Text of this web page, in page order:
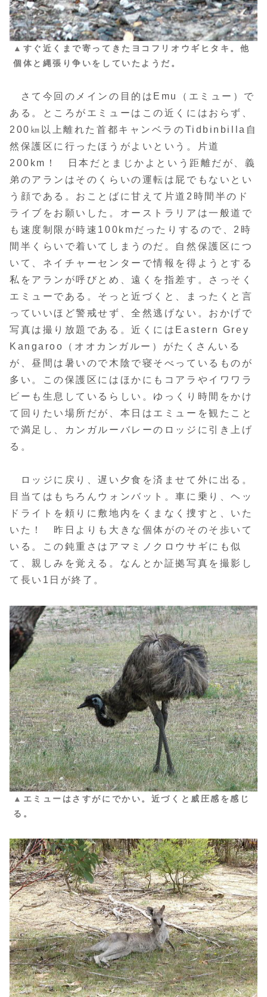
▲すぐ近くまで寄ってきたヨコフリオウギヒタキ。他
個体と縄張り争いをしていたようだ。
さて今回のメインの目的はEmu（エミュー）で
ある。ところがエミューはこの近くにはおらず、
200㎞以上離れた首都キャンベラのTidbinbilla自
然保護区に行ったほうがよいという。片道
200km！ 日本だとまじかよという距離だが、義
弟のアランはそのくらいの運転は屁でもないとい
う顔である。おことばに甘えて片道2時間半のド
ライブをお願いした。オーストラリアは一般道で
も速度制限が時速100kmだったりするので、2時
間半くらいで着いてしまうのだ。自然保護区につ
いて、ネイチャーセンターで情報を得ようとする
私をアランが呼びとめ、遠くを指差す。さっそく
エミューである。そっと近づくと、まったくと言
っていいほど警戒せず、全然逃げない。おかげで
写真は撮り放題である。近くにはEastern Grey
Kangaroo（オオカンガルー）がたくさんいる
が、昼間は暑いので木陰で寝そべっているものが
多い。この保護区にはほかにもコアラやイワワラ
ビーも生息しているらしい。ゆっくり時間をかけ
て回りたい場所だが、本日はエミューを観たこと
で満足し、カンガルーバレーのロッジに引き上げ
る。
ロッジに戻り、遅い夕食を済ませて外に出る。
目当てはもちろんウォンバット。車に乗り、ヘッ
ドライトを頼りに敷地内をくまなく捜すと、いた
いた！ 昨日よりも大きな個体がのそのそ歩いて
いる。この鈍重さはアマミノクロウサギにも似
て、親しみを覚える。なんとか証拠写真を撮影し
て長い1日が終了。
▲エミューはさすがにでかい。近づくと威圧感を感じ
る。